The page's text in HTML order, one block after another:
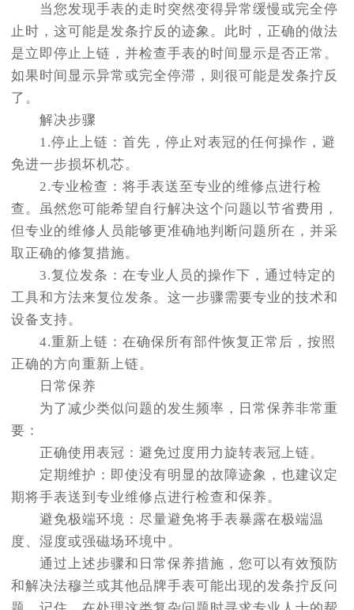
当您发现手表的走时突然变得异常缓慢或完全停
止时，这可能是发条拧反的迹象。此时，正确的做法
是立即停止上链，并检查手表的时间显示是否正常。
如果时间显示异常或完全停滞，则很可能是发条拧反
了。
解决步骤
1.停止上链：首先，停止对表冠的任何操作，避
免进一步损坏机芯。
2.专业检查：将手表送至专业的维修点进行检
查。虽然您可能希望自行解决这个问题以节省费用，
但专业的维修人员能够更准确地判断问题所在，并采
取正确的修复措施。
3.复位发条：在专业人员的操作下，通过特定的
工具和方法来复位发条。这一步骤需要专业的技术和
设备支持。
4.重新上链：在确保所有部件恢复正常后，按照
正确的方向重新上链。
日常保养
为了减少类似问题的发生频率，日常保养非常重
要：
正确使用表冠：避免过度用力旋转表冠上链。
定期维护：即使没有明显的故障迹象，也建议定
期将手表送到专业维修点进行检查和保养。
避免极端环境：尽量避免将手表暴露在极端温
度、湿度或强磁场环境中。
通过上述步骤和日常保养措施，您可以有效预防
和解决法穆兰或其他品牌手表可能出现的发条拧反问